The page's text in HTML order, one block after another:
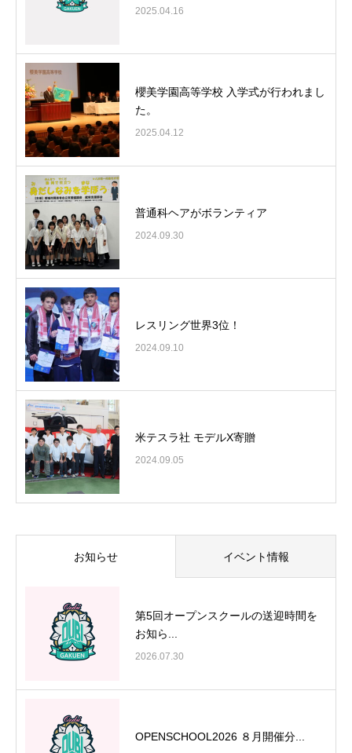
2025.04.16
櫻美学園高等学校 入学式が行われまし
た。
2025.04.12
普通科ヘアがボランティア
2024.09.30
レスリング世界3位！
2024.09.10
米テスラ社 モデルX寄贈
2024.09.05
お知らせ イベント情報
第5回オープンスクールの送迎時間を
お知ら...
2026.07.30
OPENSCHOOL2026 ８月開催分...